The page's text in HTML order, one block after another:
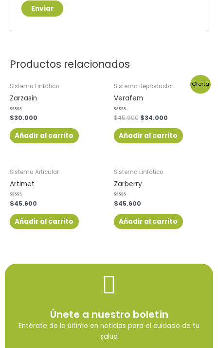
Productos relacionados
Sistema Linfático
Zarzasin
Valorado
con
de
5
$30.000
Añadir al carrito
¡Oferta!
Sistema Reproductor
Verafem
Valorado
con
de
5
$45.600 $34.000
Añadir al carrito
Sistema Articular
Artimet
Valorado
con
de
5
$45.600
Añadir al carrito
Sistema Linfático
Zarberry
Valorado
con
de
5
$45.600
Añadir al carrito
Únete a nuestro boletín
Entérate de lo último en noticias para el cuidado de tu
salud